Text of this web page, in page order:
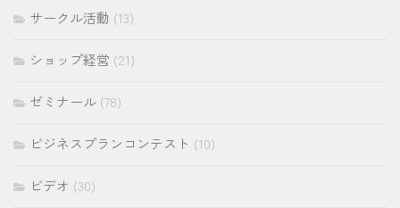
サークル活動 (13)
ショップ経営 (21)
ゼミナール (78)
ビジネスプランコンテスト (10)
ビデオ (30)